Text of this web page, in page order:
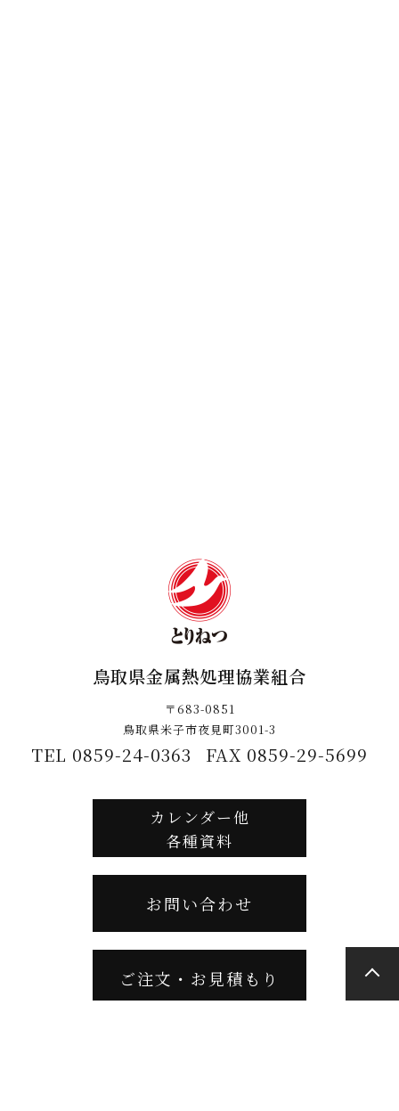
鳥取県金属熱処理協業組合
〒683-0851
鳥取県米子市夜見町3001-3
TEL 0859-24-0363 FAX 0859-29-5699
カレンダー他
各種資料
お問い合わせ
ご注文・お見積もり